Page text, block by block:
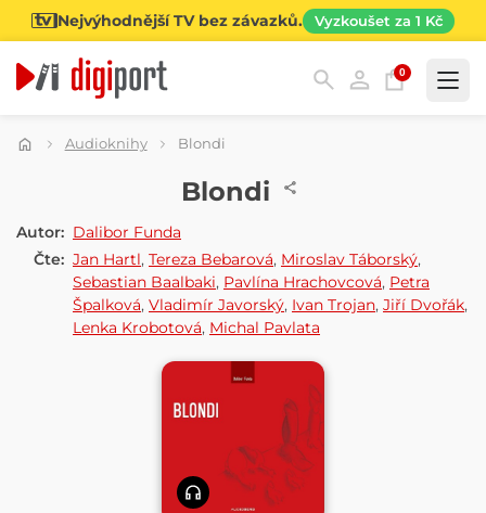
Nejvýhodnější TV bez závazků. Vyzkoušet za 1 Kč
0
Kategorie
Audioknihy Blondi
Blondi
Autor: Dalibor Funda
Čte: Jan Hartl, Tereza Bebarová, Miroslav Táborský,
Sebastian Baalbaki, Pavlína Hrachovcová, Petra
Špalková, Vladimír Javorský, Ivan Trojan, Jiří Dvořák,
Lenka Krobotová, Michal Pavlata